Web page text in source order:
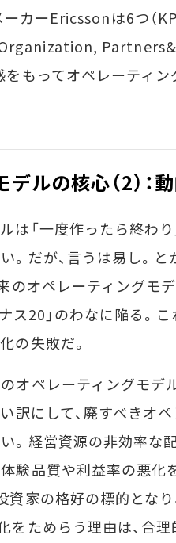
ーカーEricssonは6つ
をもってオペレーティ
ルの核心（2）：
は「一度作ったら終わ
。だが、言うは易し。
のオペレーティングモ
ス20」のわなに陥る。
の失敗だ。
オペレーティングモデ
い訳にして、廃すべき
。経営資源の非効率な
験品質や利益率の悪化
資家の格好の標的とな
をためらう理由は、合